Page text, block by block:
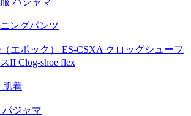
ニングパンツ
（エポック） ES-CSXA クロッグシューフ
II Clog-shoe flex
肌着
パジャマ